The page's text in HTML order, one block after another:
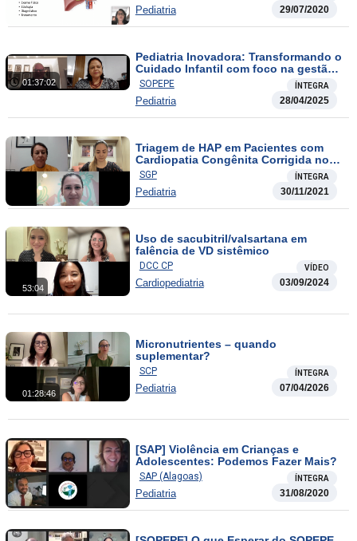
Pediatria 29/07/2020
01:37:02
Pediatria Inovadora: Transformando o
Cuidado Infantil com foco na gestão,
ética e humanismo
SOPEPE ÍNTEGRA
Pediatria 28/04/2025
Triagem de HAP em Pacientes com
Cardiopatia Congênita Corrigida no
Pós-cirurgico
SGP ÍNTEGRA
Pediatria 30/11/2021
53:04
Uso de sacubitril/valsartana em
falência de VD sistêmico
DCC CP VÍDEO
Cardiopediatria 03/09/2024
01:28:46
Micronutrientes – quando
suplementar?
SCP ÍNTEGRA
Pediatria 07/04/2026
[SAP] Violência em Crianças e
Adolescentes: Podemos Fazer Mais?
SAP (Alagoas) ÍNTEGRA
Pediatria 31/08/2020